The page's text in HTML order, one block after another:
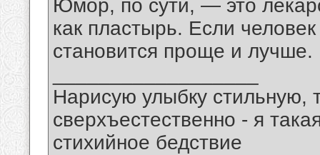
Юмор, по сути, — это
как пластырь. Если
становится проще и
Нарисую улыбку стильную,
сверхъестественно - я
стихийное бедствие